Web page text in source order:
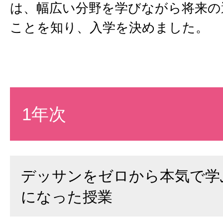
は、幅広い分野を学びながら将来
ことを知り、入学を決めました。
1年次
デッサンをゼロから本気で
になった授業